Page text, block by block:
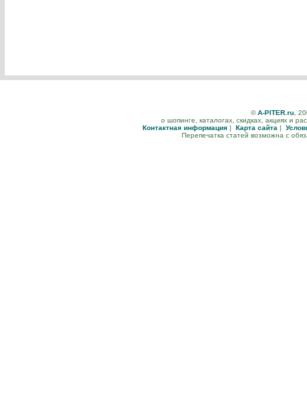
©A-PITER.ru,
о шопинге, каталогах, скидках, акциях и
Контактная информация | Карта сайта |
Перепечатка статей возможна с